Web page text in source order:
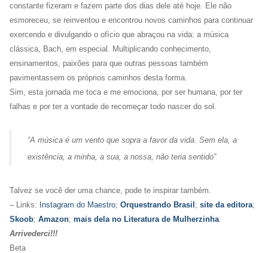
constante fizeram e fazem parte dos dias dele até hoje. Ele não
esmoreceu, se reinventou e encontrou novos caminhos para continuar
exercendo e divulgando o ofício que abraçou na vida: a música
clássica, Bach, em especial. Multiplicando conhecimento,
ensinamentos, paixões para que outras pessoas também
pavimentassem os próprios caminhos desta forma.
Sim, esta jornada me toca e me emociona, por ser humana, por ter
falhas e por ter a vontade de recomeçar todo nascer do sol.
“A música é um vento que sopra a favor da vida. Sem ela, a
existência, a minha, a sua, a nossa, não teria sentido”
Talvez se você der uma chance, pode te inspirar também.
– Links: Instagram do Maestro; Orquestrando Brasil; site da editora;
Skoob; Amazon; mais dela no Literatura de Mulherzinha
Arrivederci!!!
Beta